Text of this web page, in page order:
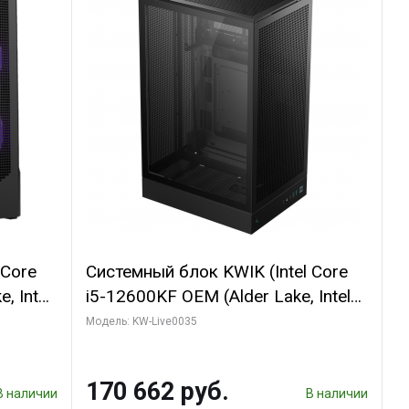
Intel
наличии
Системный блок KWIK (Intel Core
i5-12600KF OEM (Alder Lake, Intel
7, C10 4EC/6PC// 64 ГБ ОЗУ/ Ninja
SSD)
Модель: KW-Live0035
170 662 руб. В наличии